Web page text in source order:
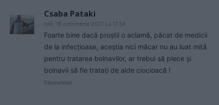
Csaba Pataki
luni, 18 octombrie 2021 La 17.34
Foarte bine dacă proștii o aclamă, păcat de medicii
de la infecțioase, aceștia nici măcar nu au luat mită
pentru tratarea bolnavilor, ar trebui să plece și
bolnavii să fie tratați de alde ciocioacă !
Răspundeți